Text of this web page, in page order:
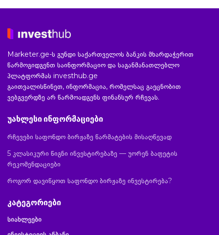
Marketer.ge-ს გუნდი საქართველოს ბანკის მხარდაჭერით
წარმოგიდგენთ საინფორმაციო და საგანმანათლებლო
პლატფორმას investhub.ge
გაითვალისწინეთ, ინფორმაცია, რომელსაც გაეცნობით
ვებგვერდზე არ წარმოადგენს ფინანსურ რჩევას.
უახლესი ინფორმაციები
რჩევები საფონდო ბირჟაზე წარმატების მისაღწევად
5 კლასიკური წიგნი ინვესტირებაზე — უორენ ბაფეტის
რეკომენდაციები
როგორ დავიწყოთ საფონდო ბირჟაზე ინვესტირება?
კატეგორიები
სიახლეები